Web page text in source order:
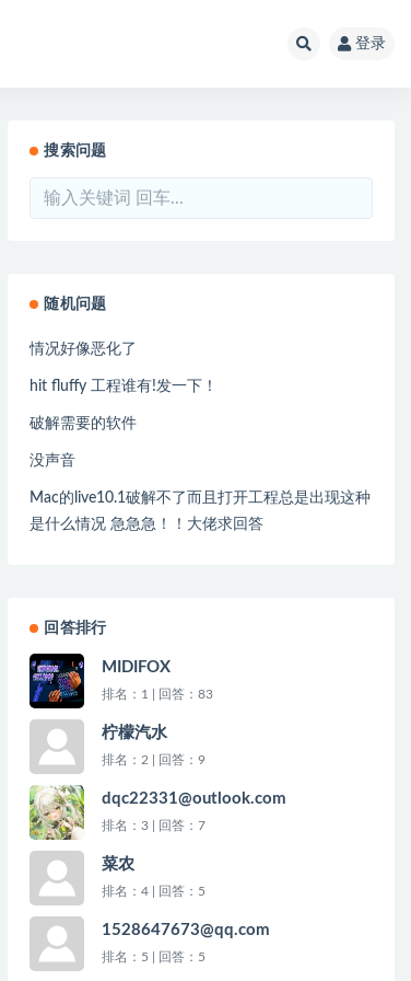
登录
搜索问题
随机问题
情况好像恶化了
hit fluffy 工程谁有!发一下！
破解需要的软件
没声音
Mac的live10.1破解不了而且打开工程总是出现这种
是什么情况 急急急！！大佬求回答
回答排行
MIDIFOX
排名：1 | 回答：83
柠檬汽水
排名：2 | 回答：9
dqc22331@outlook.com
排名：3 | 回答：7
菜农
排名：4 | 回答：5
1528647673@qq.com
排名：5 | 回答：5